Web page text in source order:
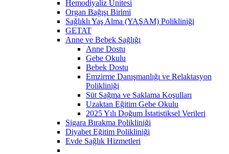
Hemodiyaliz Ünitesi
Organ Bağışı Birimi
Sağlıklı Yaş Alma (YAŞAM) Polikliniği
GETAT
Anne ve Bebek Sağlığı
Anne Dostu
Gebe Okulu
Bebek Dostu
Emzirme Danışmanlığı ve Relaktasyon
Polikliniği
Süt Sağma ve Saklama Koşulları
Uzaktan Eğitim Gebe Okulu
2025 Yılı Doğum İstatistiksel Verileri
Sigara Bırakma Polikliniği
Diyabet Eğitim Polikliniği
Evde Sağlık Hizmetleri